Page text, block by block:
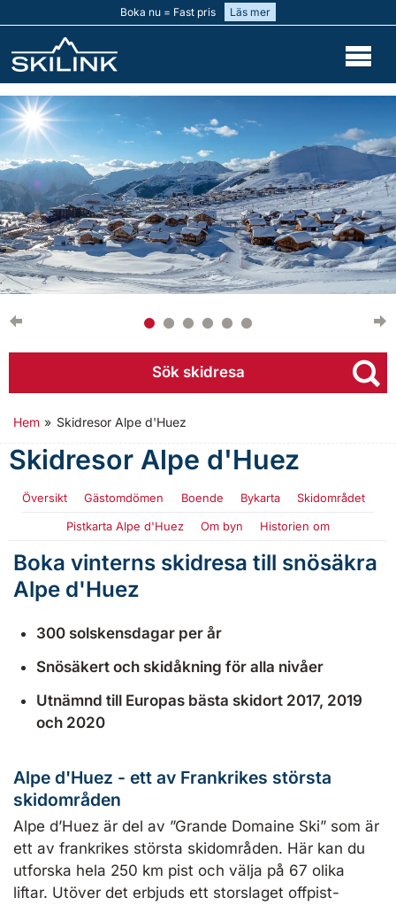
Boka nu = Fast pris Läs mer
Sök skidresa
Hem » Skidresor Alpe d'Huez
Skidresor Alpe d'Huez
Översikt Gästomdömen Boende Bykarta
Skidområdet
Pistkarta Alpe d'Huez
Om byn Historien om
Boka vinterns skidresa till snösäkra
Alpe d'Huez
300 solskensdagar per år
Snösäkert och skidåkning för alla nivåer
Utnämnd till Europas bästa skidort 2017, 2019
och 2020
Alpe d'Huez - ett av Frankrikes största
skidområden
Alpe d’Huez är del av ”Grande Domaine Ski” som är
ett av frankrikes största skidområden. Här kan du
utforska hela 250 km pist och välja på 67 olika
liftar. Utöver det erbjuds ett storslaget offpist-